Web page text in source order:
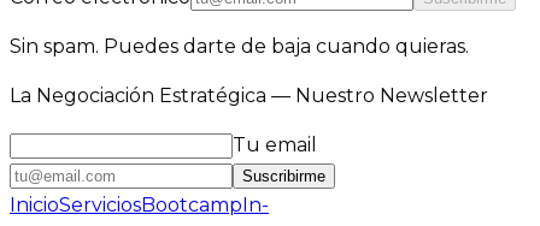
Sin spam. Puedes darte de baja cuando quieras.
La Negociación Estratégica — Nuestro Newsletter
Tu email
Suscribirme
InicioServiciosBootcamp In-